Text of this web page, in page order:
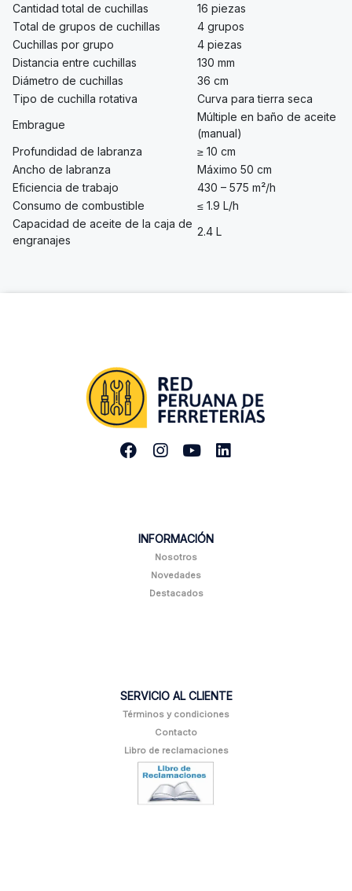
Cantidad total de cuchillas
16 piezas
Total de grupos de cuchillas
4 grupos
Cuchillas por grupo
4 piezas
Distancia entre cuchillas
130 mm
Diámetro de cuchillas
36 cm
Tipo de cuchilla rotativa
Curva para tierra seca
Embrague
Múltiple en baño de aceite
(manual)
Profundidad de labranza
≥ 10 cm
Ancho de labranza
Máximo 50 cm
Eficiencia de trabajo
430 – 575 m²/h
Consumo de combustible
≤ 1.9 L/h
Capacidad de aceite de la caja de
engranajes
2.4 L
INFORMACIÓN
Nosotros
Novedades
Destacados
SERVICIO AL CLIENTE
Términos y condiciones
Contacto
Libro de reclamaciones